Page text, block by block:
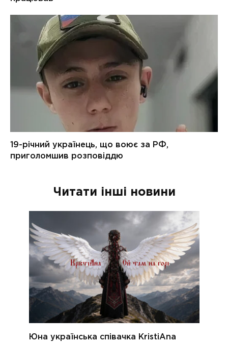
Читати інші новини
Юна українська співачка KristiAna